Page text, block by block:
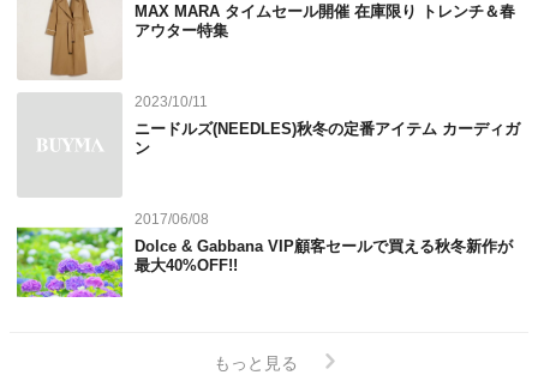
MAX MARA タイムセール開催 在庫限り トレンチ＆春
アウター特集
2023/10/11
ニードルズ(NEEDLES)秋冬の定番アイテム カーディガ
ン
2017/06/08
Dolce & Gabbana VIP顧客セールで買える秋冬新作が
最大40%OFF!!
もっと見る